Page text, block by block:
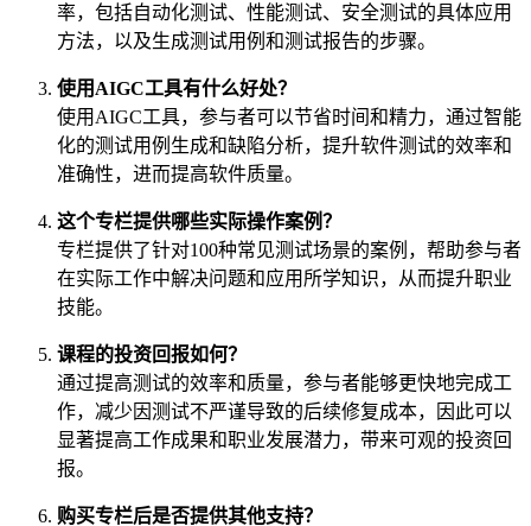
率，包括自动化测试、性能测试、安全测试的具体应用
方法，以及生成测试用例和测试报告的步骤。
使用AIGC工具有什么好处？
使用AIGC工具，参与者可以节省时间和精力，通过智能
化的测试用例生成和缺陷分析，提升软件测试的效率和
准确性，进而提高软件质量。
这个专栏提供哪些实际操作案例？
专栏提供了针对100种常见测试场景的案例，帮助参与者
在实际工作中解决问题和应用所学知识，从而提升职业
技能。
课程的投资回报如何？
通过提高测试的效率和质量，参与者能够更快地完成工
作，减少因测试不严谨导致的后续修复成本，因此可以
显著提高工作成果和职业发展潜力，带来可观的投资回
报。
购买专栏后是否提供其他支持？